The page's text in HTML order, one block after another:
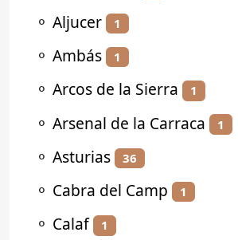
⚬ Aljucer 1
⚬ Ambás 1
⚬ Arcos de la Sierra 1
⚬ Arsenal de la Carraca 1
⚬ Asturias 36
⚬ Cabra del Camp 1
⚬ Calaf 1